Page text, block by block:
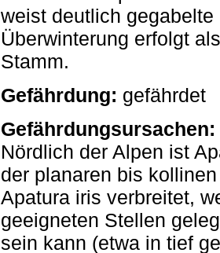
weist deutlich
Überwinterung erfolgt
Stamm.
Gefährdung: gefährdet
Gefährdungsursachen:
Nördlich der Alpen ist
der planaren bis
Apatura iris verbreitet,
geeigneten Stellen
sein kann (etwa in tief